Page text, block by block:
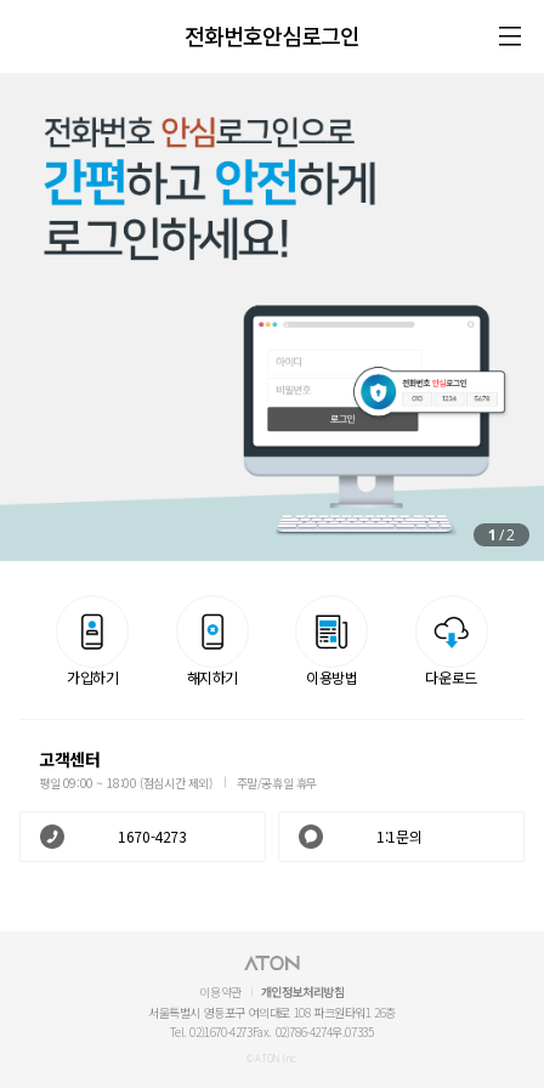
전화번호안심로그인
1 /2
가입하기 해지하기 이용방법 다운로드
고객센터
평일 09:00 ~ 18:00 (점심시간 제외) 주말/공휴일 휴무
1670-4273 1:1문의
이용약관
개인정보처리방침
서울특별시 영등포구 여의대로 108 파크원타워1 26층
Tel. 02)1670-4273Fax. 02)786-4274우.07335
© ATON Inc.